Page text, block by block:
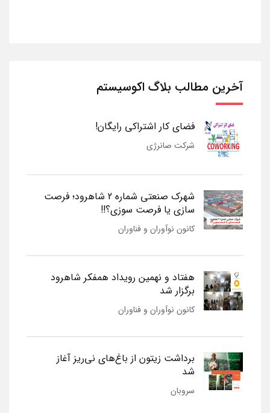
آخرین مطالب بلاگ اکوسیستم
فضای کار اشتراکی رایگان!
شرکت صانرژی
شهرک صنعتی شماره 2 شاهرود؛ فرصت
سازی یا فرصت سوزی؟!!
کانون نوآوران و فناوران
هفتاد و نهمین رویداد همفکر شاهرود
برگزار شد
کانون نوآوران و فناوران
برداشت زیتون از باغ‌های نی‌ریز آغاز
شد
سروبان